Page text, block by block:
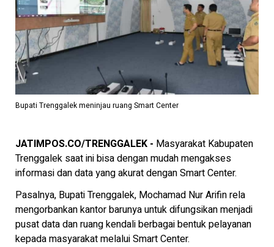
Bupati Trenggalek meninjau ruang Smart Center
JATIMPOS.CO/TRENGGALEK - Masyarakat Kabupaten
Trenggalek saat ini bisa dengan mudah mengakses
informasi dan data yang akurat dengan Smart Center.
Pasalnya, Bupati Trenggalek, Mochamad Nur Arifin rela
mengorbankan kantor barunya untuk difungsikan menjadi
pusat data dan ruang kendali berbagai bentuk pelayanan
kepada masyarakat melalui Smart Center.